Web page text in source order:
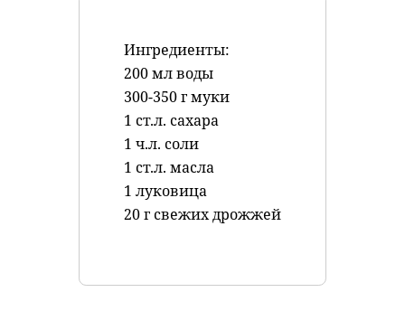
Ингредиенты:
200 мл воды
300-350 г муки
1 ст.л. сахара
1 ч.л. соли
1 ст.л. масла
1 луковица
20 г свежих дрожжей